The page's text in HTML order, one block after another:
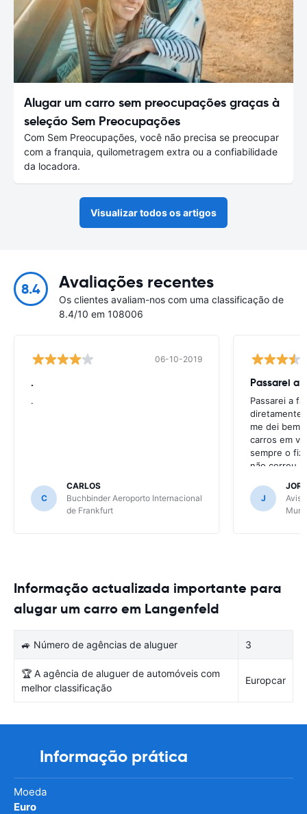
Alugar um carro sem preocupações graças à
seleção Sem Preocupações
Com Sem Preocupações, você não precisa se preocupar
com a franquia, quilometragem extra ou a confiabilidade
da locadora.
Visualizar todos os artigos
8.4 Avaliações recentes
Os clientes avaliam-nos com uma classificação de
8.4/10 em 108006
06-10-2019
.
.
C
CARLOS
Buchbinder Aeroporto Internacional
de Frankfurt
Passarei a
Passarei a
diretamente
me dei bem
carros em
sempre o fiz
não correu
J
Avis
Informação actualizada importante para
alugar um carro em Langenfeld
🚙 Número de agências de aluguer 3
🏆 A agência de aluguer de automóveis com
melhor classificação
Europcar
Informação prática
Moeda
Euro